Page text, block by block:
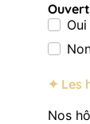
Oui
✦ Les
Nos